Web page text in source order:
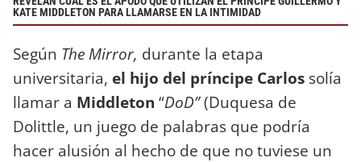
KATE MIDDLETON PARA LLAMARSE EN LA INTIMIDAD
Según The Mirror, durante la etapa
universitaria, el hijo del príncipe Carlos solía
llamar a Middleton “DoD”(Duquesa de
Dolittle, un juego de palabras que podría
hacer alusión al hecho de que no tuviese un